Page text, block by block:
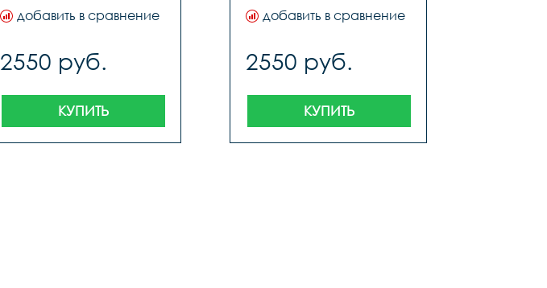
добавить в сравнение
2550 руб.
КУПИТЬ
добавить в сравнение
2550 руб.
КУПИТЬ